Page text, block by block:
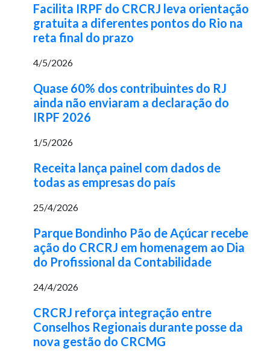
Facilita IRPF do CRCRJ leva orientação
gratuita a diferentes pontos do Rio na
reta final do prazo
4/5/2026
Quase 60% dos contribuintes do RJ
ainda não enviaram a declaração do
IRPF 2026
1/5/2026
Receita lança painel com dados de
todas as empresas do país
25/4/2026
Parque Bondinho Pão de Açúcar recebe
ação do CRCRJ em homenagem ao Dia
do Profissional da Contabilidade
24/4/2026
CRCRJ reforça integração entre
Conselhos Regionais durante posse da
nova gestão do CRCMG